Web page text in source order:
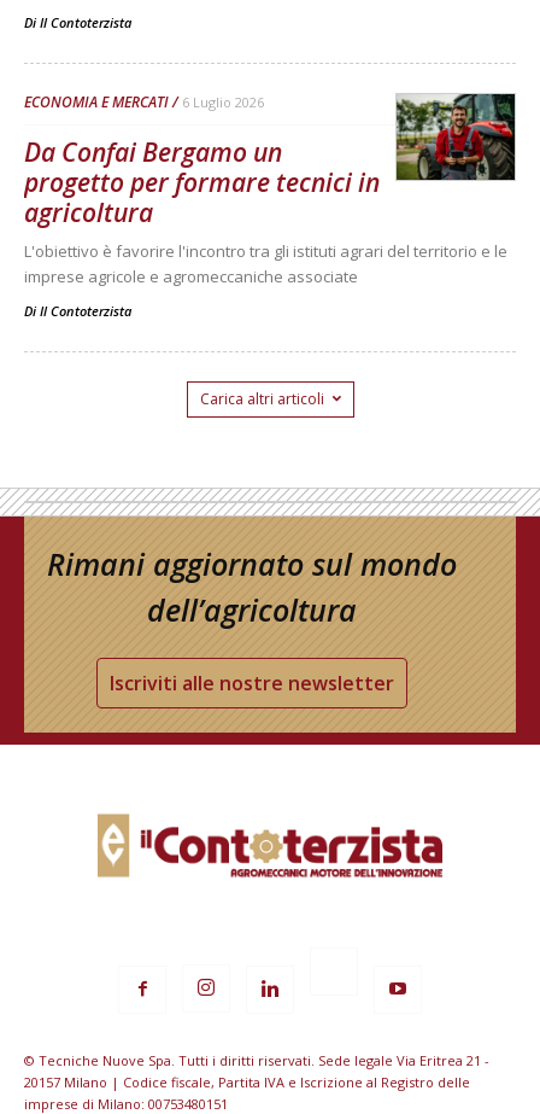
Di Il Contoterzista
ECONOMIA E MERCATI 6 Luglio 2026
Da Confai Bergamo un
progetto per formare tecnici in
agricoltura
L'obiettivo è favorire l'incontro tra gli istituti agrari del territorio e le
imprese agricole e agromeccaniche associate
Di Il Contoterzista
Carica altri articoli
Rimani aggiornato sul mondo
dell’agricoltura
Iscriviti alle nostre newsletter
© Tecniche Nuove Spa. Tutti i diritti riservati. Sede legale Via Eritrea 21 -
20157 Milano | Codice fiscale, Partita IVA e Iscrizione al Registro delle
imprese di Milano: 00753480151